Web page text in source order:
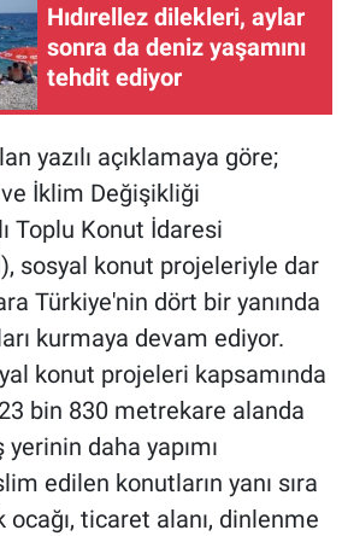
Hıdırellez dilekleri, aylar
sonra da deniz yaşamını
tehdit ediyor
yazılı açıklamaya göre;
İklim Değişikliği
Toplu Konut İdaresi
sosyal konut projeleriyle dar
Türkiye'nin dört bir yanında
kurmaya devam ediyor.
konut projeleri kapsamında
bin 830 metrekare alanda
daha yapımı
edilen konutların yanı sıra
ocağı, ticaret alanı, dinlenme